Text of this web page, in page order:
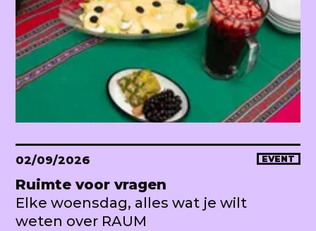
02/09/2026 EVENT
Ruimte voor vragen
Elke woensdag, alles wat je wilt
weten over RAUM